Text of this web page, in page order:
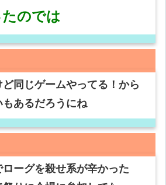
のでは
同じゲームやってる！から
あるだろうにね
ーグを殺せ系が辛かった